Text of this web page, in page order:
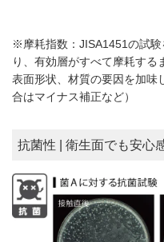
※摩耗指数：JISA1451の試
り、有効層がすべて摩耗す
表面形状、材質の要因を加味
合はマイナス補正など）
抗菌性 | 衛生面でも安心